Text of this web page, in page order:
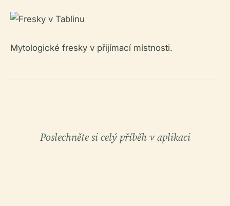
Mytologické fresky v přijímací místnosti.
Poslechněte si celý příběh v aplikaci